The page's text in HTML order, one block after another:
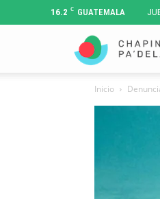
16.2 C GUATEMALA
Inicio